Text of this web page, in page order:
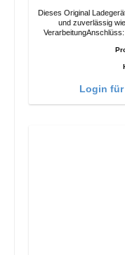
Dieses Original
und zuverlässig wieder auf. Original
Login